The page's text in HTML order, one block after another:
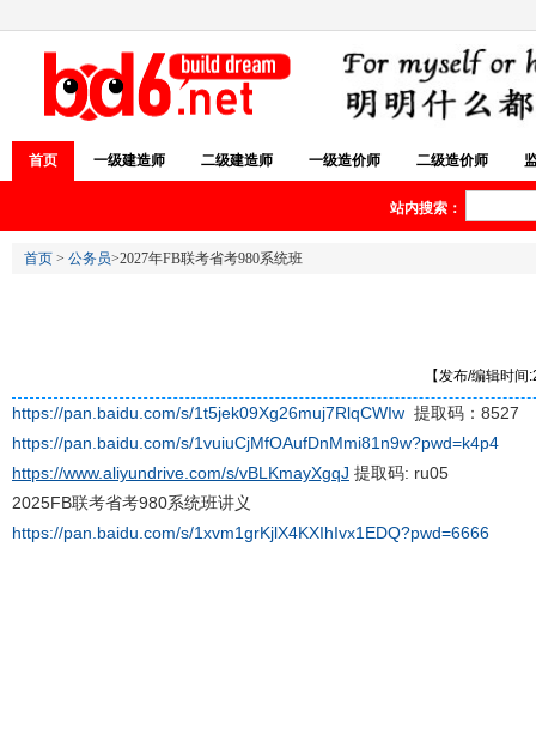
首页 一级建造师 二级建造师 一级造价师 二级造价师
站内搜索：
首页 > 公务员>2027年FB联考省考980系统班
【发布/编辑时
https://pan.baidu.com/s/1t5jek09Xg26muj7RlqCWIw 提取码：8527
https://pan.baidu.com/s/1vuiuCjMfOAufDnMmi81n9w?pwd=k4p4
https://www.aliyundrive.com/s/vBLKmayXgqJ 提取码: ru05
2025FB联考省考980系统班讲义
https://pan.baidu.com/s/1xvm1grKjlX4KXIhIvx1EDQ?pwd=6666